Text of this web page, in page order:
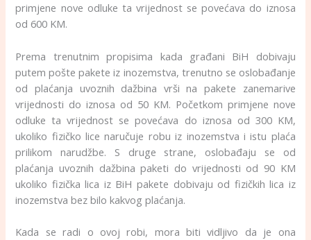
primjene nove odluke ta vrijednost se povećava do iznosa
od 600 KM.
Prema trenutnim propisima kada građani BiH dobivaju
putem pošte pakete iz inozemstva, trenutno se oslobađanje
od plaćanja uvoznih dažbina vrši na pakete zanemarive
vrijednosti do iznosa od 50 KM. Početkom primjene nove
odluke ta vrijednost se povećava do iznosa od 300 KM,
ukoliko fizičko lice naručuje robu iz inozemstva i istu plaća
prilikom narudžbe. S druge strane, oslobađaju se od
plaćanja uvoznih dažbina paketi do vrijednosti od 90 KM
ukoliko fizička lica iz BiH pakete dobivaju od fizičkih lica iz
inozemstva bez bilo kakvog plaćanja.
Kada se radi o ovoj robi, mora biti vidljivo da je ona